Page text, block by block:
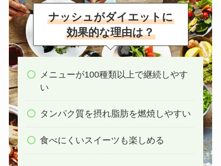
ナッシュがダイエットに
効果的な理由は？
メニューが100種類以上で継続しやす
い
タンパク質を摂れ脂肪を燃焼しやすい
食べにくいスイーツも楽しめる